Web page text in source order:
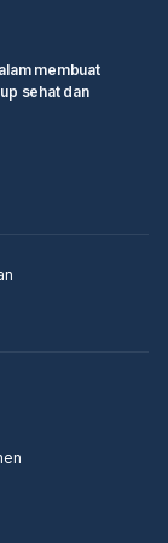
kembali
konfirmasi lebih
melakukan
ke konter
kepada
membuat
sehat dan